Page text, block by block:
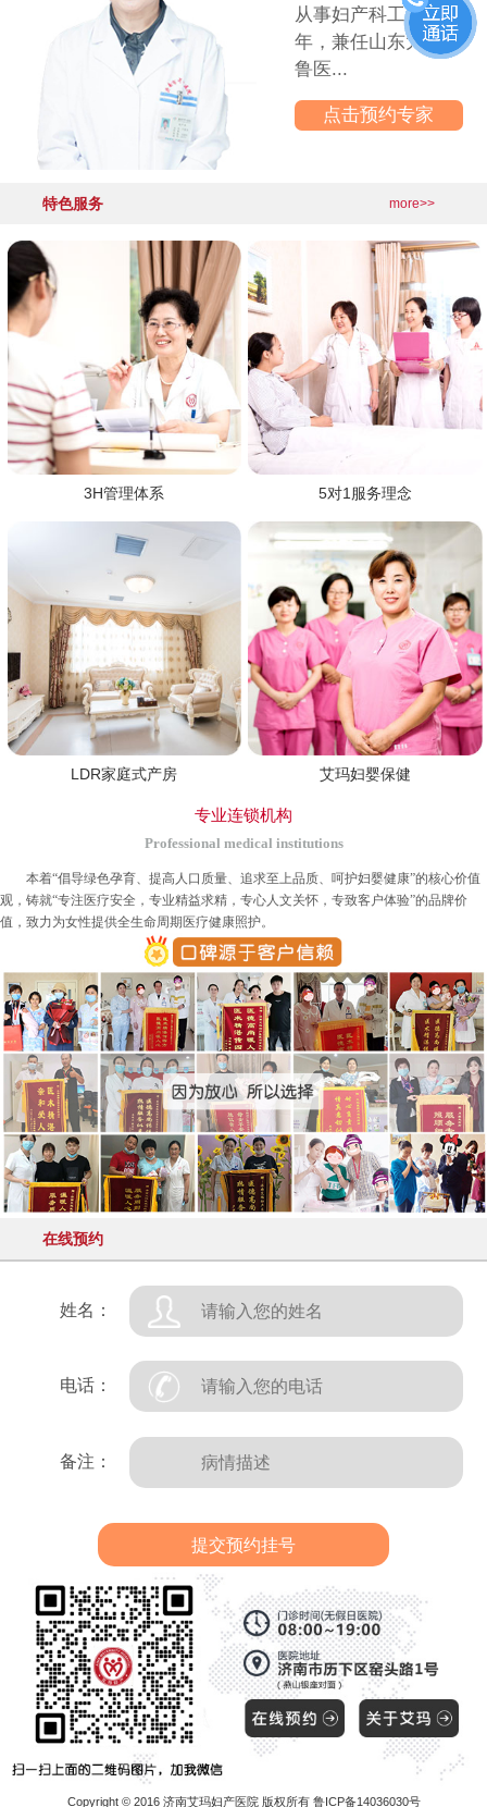
从事妇产科工作30多
年，兼任山东大学齐
鲁医...
点击预约专家
特色服务 more>>
3H管理体系 5对1服务理念
LDR家庭式产房 艾玛妇婴保健
专业连锁机构
Professional medical institutions
本着“倡导绿色孕育、提高人口质量、追求至上品质、呵护妇婴健康”的核心价值
观，铸就“专注医疗安全，专业精益求精，专心人文关怀，专致客户体验”的品牌价
值，致力为女性提供全生命周期医疗健康照护。
在线预约
姓名：
电话：
备注：
Copyright © 2016 济南艾玛妇产医院 版权所有 鲁ICP备14036030号